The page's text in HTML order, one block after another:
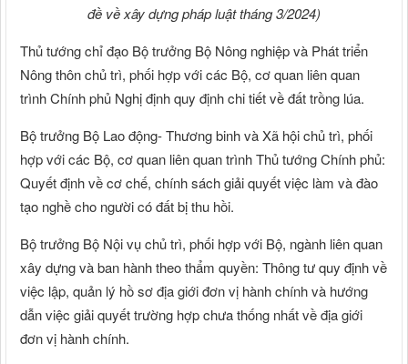
đề về xây dựng pháp luật tháng 3/2024)
Thủ tướng chỉ đạo Bộ trưởng Bộ Nông nghiệp và Phát triển
Nông thôn chủ trì, phối hợp với các Bộ, cơ quan liên quan
trình Chính phủ Nghị định quy định chi tiết về đất trồng lúa.
Bộ trưởng Bộ Lao động- Thương binh và Xã hội chủ trì, phối
hợp với các Bộ, cơ quan liên quan trình Thủ tướng Chính phủ:
Quyết định về cơ chế, chính sách giải quyết việc làm và đào
tạo nghề cho người có đất bị thu hồi.
Bộ trưởng Bộ Nội vụ chủ trì, phối hợp với Bộ, ngành liên quan
xây dựng và ban hành theo thẩm quyền: Thông tư quy định về
việc lập, quản lý hồ sơ địa giới đơn vị hành chính và hướng
dẫn việc giải quyết trường hợp chưa thống nhất về địa giới
đơn vị hành chính.